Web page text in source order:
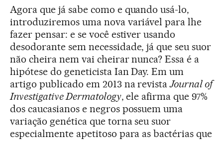
Agora que já sabe como e quando usá-lo,
introduziremos uma nova variável para lhe
fazer pensar: e se você estiver usando
desodorante sem necessidade, já que seu suor
não cheira nem vai cheirar nunca? Essa é a
hipótese do geneticista Ian Day. Em um
artigo publicado em 2013 na revistaJournal of
Investigative Dermatology, ele afirma que 97%
dos caucasianos e negros possuem uma
variação genética que torna seu suor
especialmente apetitoso para as bactérias que